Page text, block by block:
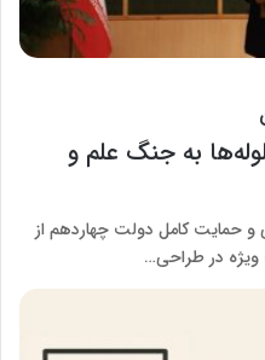
به جنگ علم و
و حمایت کامل دولت چهاردهم از
ویژه در طراحی…